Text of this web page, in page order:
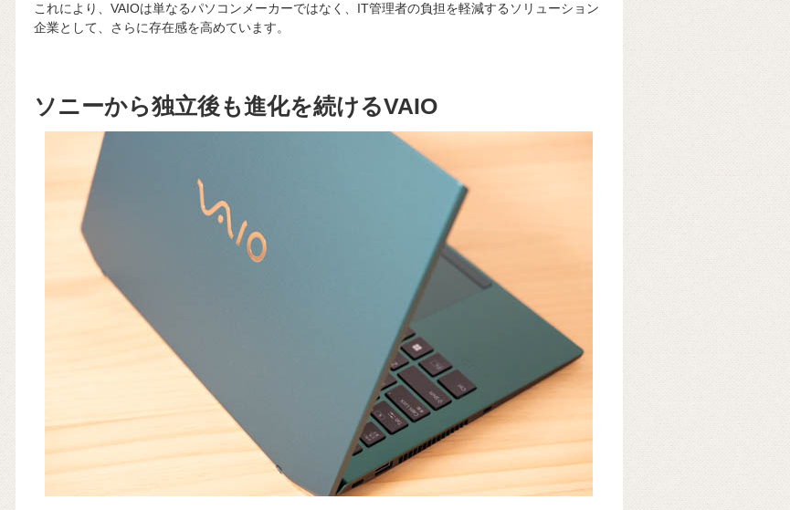
これにより、VAIOは単なるパソコンメーカーではなく、IT管理者の負担を軽減するソリューション
企業として、さらに存在感を高めています。
ソニーから独立後も進化を続けるVAIO